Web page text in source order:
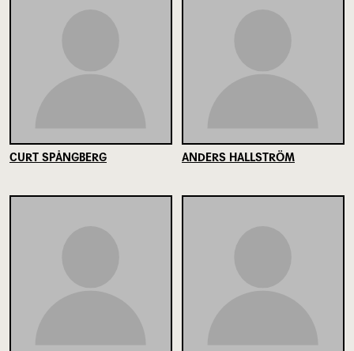
CURT SPÅNGBERG ANDERS HALLSTRÖM